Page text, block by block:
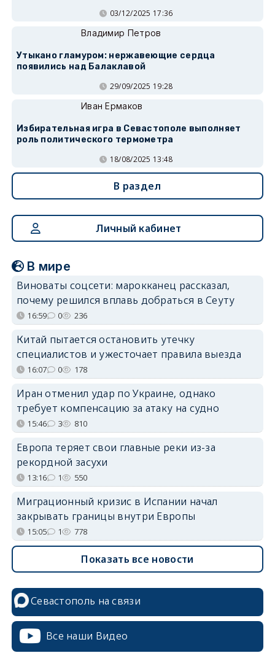
03/12/2025 17:36
Владимир Петров
Утыкано гламуром: нержавеющие сердца
появились над Балаклавой
29/09/2025 19:28
Иван Ермаков
Избирательная игра в Севастополе выполняет
роль политического термометра
18/08/2025 13:48
В раздел
Личный кабинет
В мире
Виноваты соцсети: марокканец рассказал,
почему решился вплавь добраться в Сеуту
16:59 0 236
Китай пытается остановить утечку
специалистов и ужесточает правила выезда
16:07 0 178
Иран отменил удар по Украине, однако
требует компенсацию за атаку на судно
15:46 3 810
Европа теряет свои главные реки из-за
рекордной засухи
13:16 1 550
Миграционный кризис в Испании начал
закрывать границы внутри Европы
15:05 1 778
Показать все новости
Севастополь на связи
Все наши Видео